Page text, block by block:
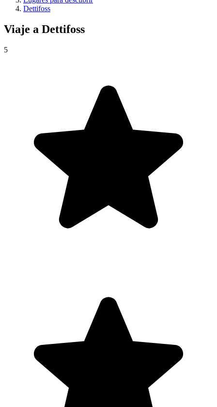
Dettifoss
Viaje a Dettifoss
5